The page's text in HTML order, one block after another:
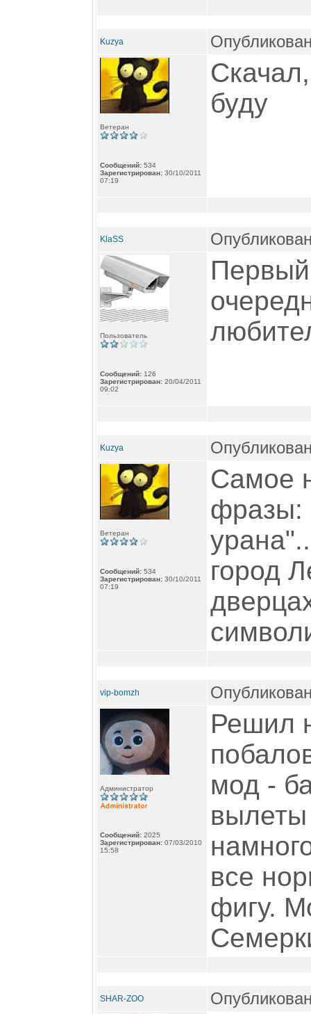
Kuzya
Ветеран
Сообщений: 534
Зарегистрирован: 30/10/2011
07:19
буду
KlaSS
Пользователь
Сообщений: 126
Зарегистрирован: 20/04/2011
09:02
Kuzya
Ветеран
Сообщений: 534
Зарегистрирован: 30/10/2011
07:19
Самое
фразы:
город
vip-bomzh
Администратор
Сообщений: 2025
Зарегистрирован: 07/03/2010
15:58
Решил
мод -
все
фигу.
SHAR-ZOO